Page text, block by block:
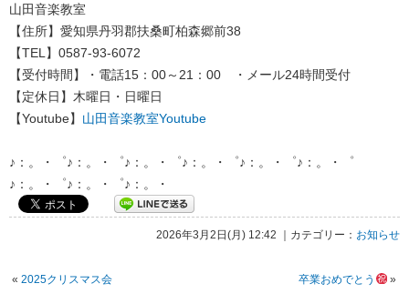
山田音楽教室
【住所】愛知県丹羽郡扶桑町柏森郷前38
【TEL】0587-93-6072
【受付時間】・電話15：00～21：00 ・メール24時間受付
【定休日】木曜日・日曜日
【Youtube】 山田音楽教室Youtube
♪：。・゜♪：。・゜♪：。・゜♪：。・゜♪：。・゜♪：。・゜
♪：。・゜♪：。・゜♪：。・
2026年3月2日(月) 12:42 ｜カテゴリー： お知らせ
«2025クリスマス会 卒業おめでとう »